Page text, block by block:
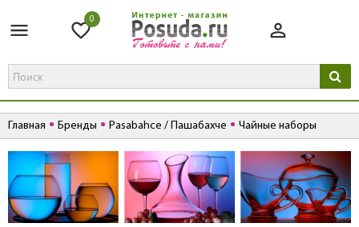
0
Главная Бренды Pasabahce / Пашабахче Чайные наборы